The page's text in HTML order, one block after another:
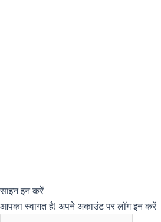
साइन इन करें
आपका स्वागत है! अपने अकाउंट पर लॉग इन करें